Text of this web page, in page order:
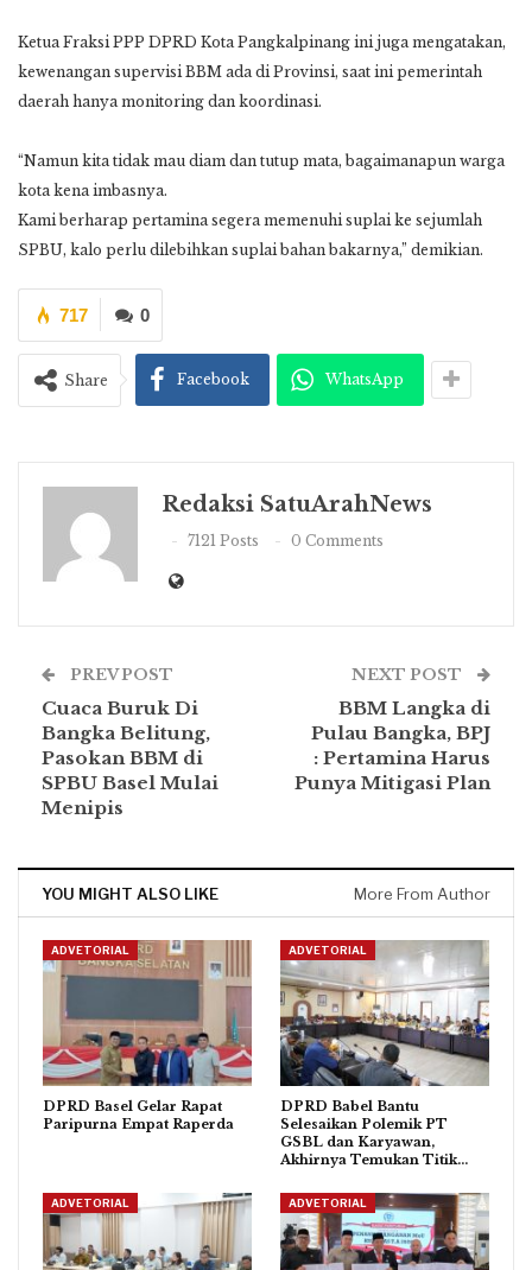
Ketua Fraksi PPP DPRD Kota Pangkalpinang ini juga mengatakan,
kewenangan supervisi BBM ada di Provinsi, saat ini pemerintah
daerah hanya monitoring dan koordinasi.
“Namun kita tidak mau diam dan tutup mata, bagaimanapun warga
kota kena imbasnya.
Kami berharap pertamina segera memenuhi suplai ke sejumlah
SPBU, kalo perlu dilebihkan suplai bahan bakarnya,” demikian.
0
717
Share Facebook WhatsApp
Redaksi SatuArahNews
7121 Posts 0 Comments
PREV POST
Cuaca Buruk Di
Bangka Belitung,
Pasokan BBM di
SPBU Basel Mulai
Menipis
NEXT POST
BBM Langka di
Pulau Bangka, BPJ
: Pertamina Harus
Punya Mitigasi Plan
YOU MIGHT ALSO LIKE More From Author
ADVETORIAL
DPRD Basel Gelar Rapat
Paripurna Empat Raperda
ADVETORIAL
DPRD Babel Bantu
Selesaikan Polemik PT
GSBL dan Karyawan,
Akhirnya Temukan Titik…
ADVETORIAL ADVETORIAL